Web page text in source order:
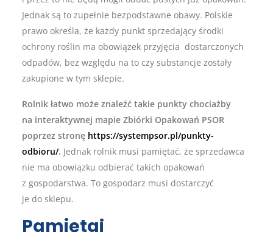
Jednak są to zupełnie bezpodstawne obawy. Polskie
prawo określa, że każdy punkt sprzedający środki
ochrony roślin ma obowiązek przyjęcia dostarczonych
odpadów, bez względu na to czy substancje zostały
zakupione w tym sklepie.
Rolnik łatwo może znaleźć takie punkty chociażby
na interaktywnej mapie Zbiórki Opakowań PSOR
poprzez stronę https://systempsor.pl/punkty-
odbioru/. Jednak rolnik musi pamiętać, że sprzedawca
nie ma obowiązku odbierać takich opakowań
z gospodarstwa. To gospodarz musi dostarczyć
je do sklepu.
Pamiętaj